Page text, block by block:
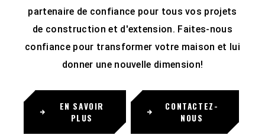
partenaire de confiance pour tous vos projets
de construction et d'extension. Faites-nous
confiance pour transformer votre maison et lui
donner une nouvelle dimension!
EN SAVOIR
PLUS
CONTACTEZ-
NOUS